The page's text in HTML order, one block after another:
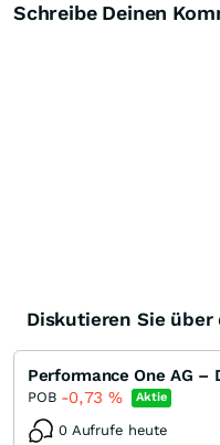
Schreibe Deinen
Diskutieren Sie
Performance One AG –
POB -0,73 % Aktie
0 Aufrufe heute